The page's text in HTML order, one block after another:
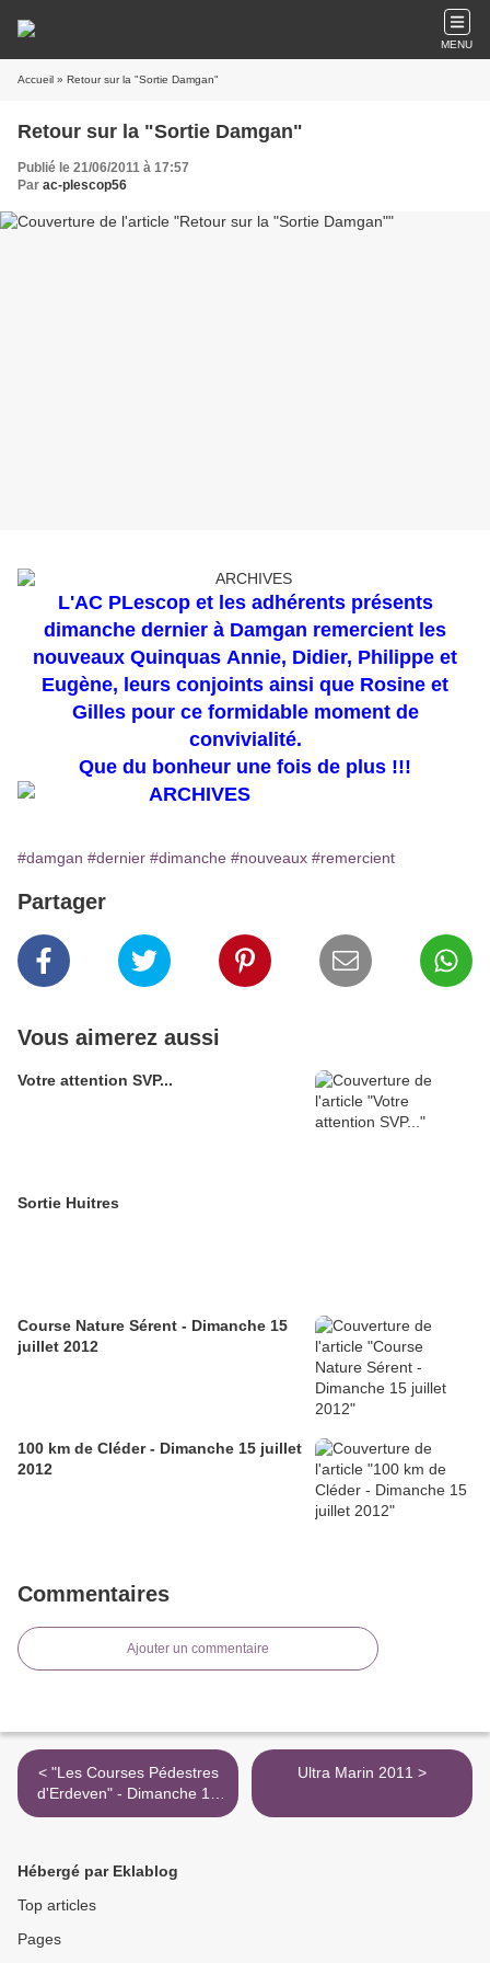
MENU
Accueil » Retour sur la "Sortie Damgan"
Retour sur la "Sortie Damgan"
Publié le 21/06/2011 à 17:57
Par ac-plescop56
L'AC PLescop et les adhérents présents
dimanche dernier à Damgan remercient les
nouveaux Quinquas Annie, Didier, Philippe et
Eugène, leurs conjoints ainsi que Rosine et
Gilles pour ce formidable moment de
convivialité.
Que du bonheur une fois de plus !!!
#damgan #dernier #dimanche #nouveaux #remercient
Partager
Vous aimerez aussi
Votre attention SVP...
Sortie Huitres
Course Nature Sérent - Dimanche 15
juillet 2012
100 km de Cléder - Dimanche 15 juillet
2012
Commentaires
Ajouter un commentaire
< "Les Courses Pédestres
d'Erdeven" - Dimanche 19
juin 2011
Ultra Marin 2011 >
Hébergé par Eklablog
Top articles
Pages